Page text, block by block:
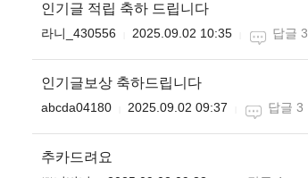
인기글 적립 축하 드립니다
라니_430556 2025.09.02 10:35 답글 3
인기글보상 축하드립니다
abcda04180 2025.09.02 09:37 답글 3
추카드려요